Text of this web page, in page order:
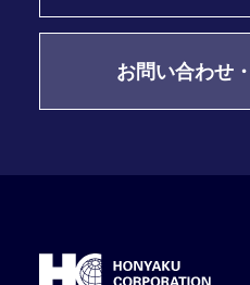
お問い合わせ